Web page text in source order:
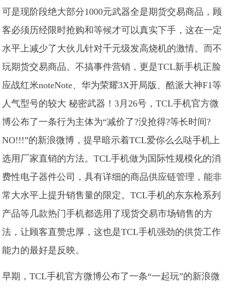
可是现阶段绝大部分1000元武器全是期货交易商品，顾
客必须历经限时抢购和等候才可以真实下手，这在一定
水平上减少了大伙儿针对千元级发高烧机的激情。而不
玩期货交易商品、不搞事件营销，更是TCL新手机正脸
应战红米noteNote、华为荣耀3X开局版、酷派大神F1等
人气型号的较大 秘密武器！3月26号，TCL手机官方微
博公布了一条行为主体为“减价了?没抢得?等长时间?
NO!!!”的新浪微博，提早暗示着TCL爱你么么哒手机上
选用厂家直销的方法。TCL手机做为国际性规模化的消
费性电子器件公司，具有详细的商品供应链管理，能非
常大水平上提升销售量的限定。TCL手机的东东枪系列
产品等几款热门手机都选用了现货交易市场销售的方
法，让顾客直赞忠厚，这也是TCL手机强劲的供货工作
能力的最好是反映。
早期，TCL手机官方微博公布了一条“一起玩”的新浪微